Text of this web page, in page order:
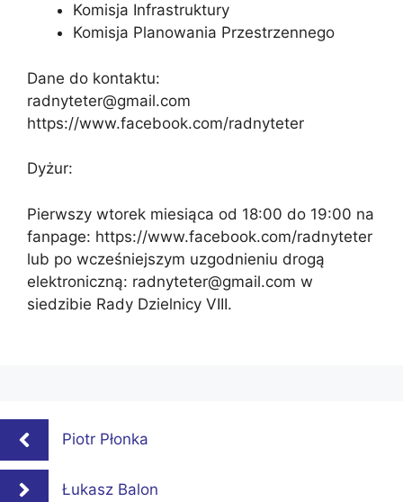
Komisja Infrastruktury
Komisja Planowania Przestrzennego
Dane do kontaktu:
radnyteter@gmail.com
https://www.facebook.com/radnyteter
Dyżur:
Pierwszy wtorek miesiąca od 18:00 do 19:00 na
fanpage: https://www.facebook.com/radnyteter
lub po wcześniejszym uzgodnieniu drogą
elektroniczną: radnyteter@gmail.com w
siedzibie Rady Dzielnicy VIII.
Piotr Płonka
Łukasz Balon